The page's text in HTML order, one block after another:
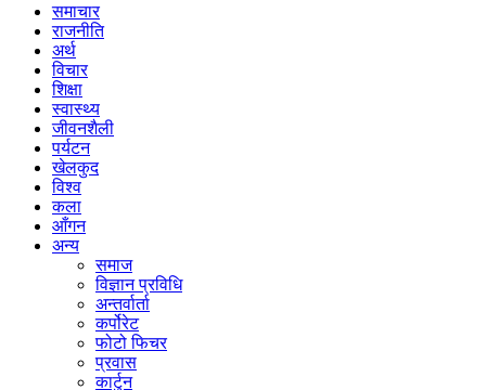
समाचार
राजनीति
अर्थ
विचार
शिक्षा
स्वास्थ्य
जीवनशैली
पर्यटन
खेलकुद
विश्व
कला
आँगन
अन्य
समाज
विज्ञान प्रविधि
अन्तर्वार्ता
कर्पोरेट
फोटो फिचर
प्रवास
कार्टुन